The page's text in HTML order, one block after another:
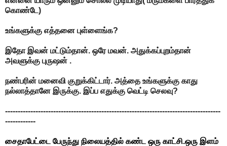
கொண்டே)
உங்களுக்கு எத்தனை புள்ளைங்க?
இதோ இவன் மட்டும்தான். ஒரே மவன். அதுக்கப்புறம்தான்
அவளுக்கு புருஷன் .
நண்பரின் மனைவி குறுக்கிட்டார். அத்தை உங்களுக்கு காது
நல்லாத்தானே இருக்கு. இப்ப எதுக்கு வெட்டி செலவு?
-------------------------------------------------------------------------------------
------------
சைதாபேட்டை பேருந்து நிலையத்தில் கண்ட ஒரு காட்சி.ஒரு இளம்